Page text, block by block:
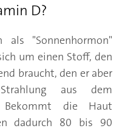
D?
"Sonnenhormon"
um einen Stoff, den
braucht, den er aber
aus dem
Bekommt die Haut
dadurch 80 bis 90